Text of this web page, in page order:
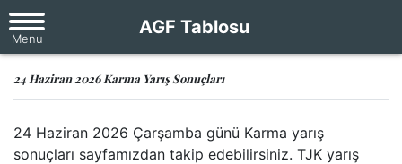
AGF Tablosu
24 Haziran 2026 Karma Yarış Sonuçları
24 Haziran 2026 Çarşamba günü Karma yarış
sonuçları sayfamızdan takip edebilirsiniz. TJK yarış